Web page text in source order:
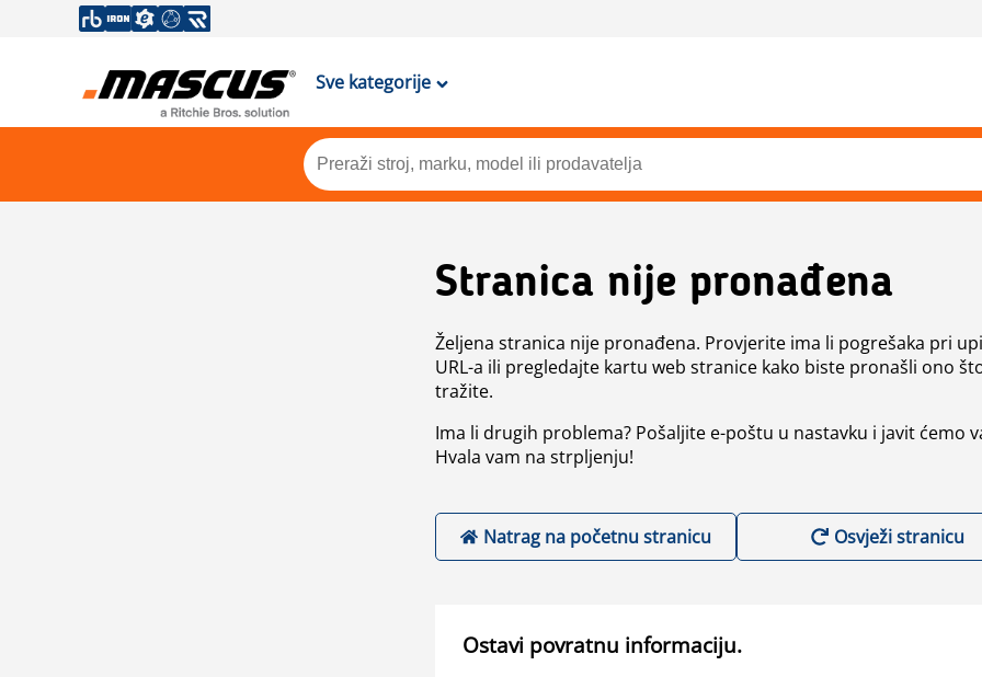
Sve kategorije
Stranica nije pronađena
Željena stranica nije pronađena. Provjerite ima li pogrešaka pri
URL-a ili pregledajte kartu web stranice kako biste pronašli ono
tražite.
Ima li drugih problema? Pošaljite e-poštu u nastavku i javit ćemo
Hvala vam na strpljenju!
Natrag na početnu stranicu Osvježi stranicu
Ostavi povratnu informaciju.